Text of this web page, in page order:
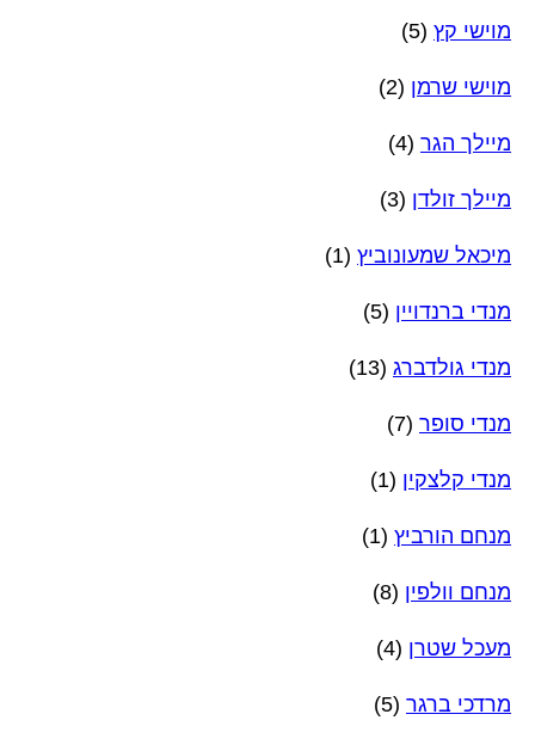
מוישי קץ (5)
מוישי שרמן (2)
מיילך הגר (4)
מיילך זולדן (3)
מיכאל שמעונוביץ (1)
מנדי ברנדויין (5)
מנדי גולדברג (13)
מנדי סופר (7)
מנדי קלצקין (1)
מנחם הורביץ (1)
מנחם וולפין (8)
מעכל שטרן (4)
מרדכי ברגר (5)